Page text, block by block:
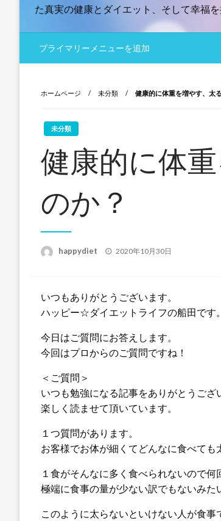
た真実の健康とダイエット、そして幸福を
プライマリーメニューを追加
ホームページ 未分類 健康的に体重を増やす、太
未分類
健康的に体
のか？
happydiet
投
2020年10月30日
いつもありがとうございます。
ハッピー☆ダイエットライフの船田です。
今日はご質問にお答えします。
今回はプロからのご質問ですね！
＜ご質問＞
いつも勉強になる記事をありがとうござ
楽しく読ませて頂いています。
１つ質問があります。
お客様でお体が細くてどんなに食べても
１食がそんなに多く食べられないので
極端に食事の量が少ない訳でもないみた
このように太らないといけない人が食事